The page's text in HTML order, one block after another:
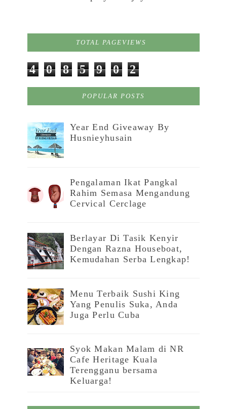
TOTAL PAGEVIEWS
4 0 8 5 9 0 2
POPULAR POSTS
Year End Giveaway By
Husnieyhusain
Pengalaman Ikat Pangkal
Rahim Semasa Mengandung
Cervical Cerclage
Berlayar Di Tasik Kenyir
Dengan Razna Houseboat,
Kemudahan Serba Lengkap!
Menu Terbaik Sushi King
Yang Penulis Suka, Anda
Juga Perlu Cuba
Syok Makan Malam di NR
Cafe Heritage Kuala
Terengganu bersama
Keluarga!